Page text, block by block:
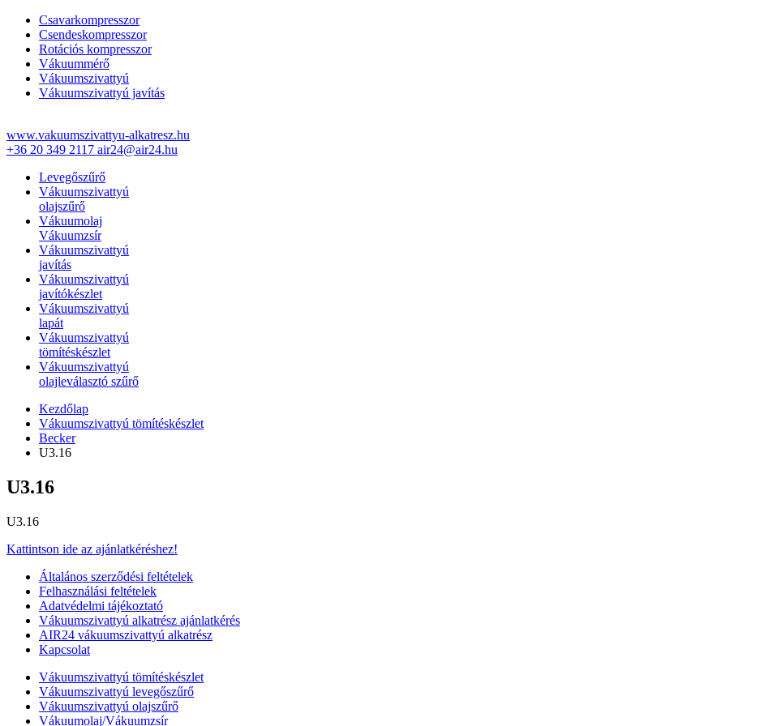
Csavarkompresszor
Csendeskompresszor
Rotációs kompresszor
Vákuummérő
Vákuumszivattyú
Vákuumszivattyú javítás
www.vakuumszivattyu-alkatresz.hu
+36 20 349 2117 air24@air24.hu
Levegőszűrő
Vákuumszivattyú
olajszűrő
Vákuumolaj
Vákuumzsír
Vákuumszivattyú
javítás
Vákuumszivattyú
javítókészlet
Vákuumszivattyú
lapát
Vákuumszivattyú
tömítéskészlet
Vákuumszivattyú
olajleválasztó szűrő
Kezdőlap
Vákuumszivattyú tömítéskészlet
Becker
U3.16
U3.16
U3.16
Kattintson ide az ajánlatkéréshez!
Általános szerződési feltételek
Felhasználási feltételek
Adatvédelmi tájékoztató
Vákuumszivattyú alkatrész ajánlatkérés
AIR24 vákuumszivattyú alkatrész
Kapcsolat
Vákuumszivattyú tömítéskészlet
Vákuumszivattyú levegőszűrő
Vákuumszivattyú olajszűrő
Vákuumolaj/Vákuumzsír